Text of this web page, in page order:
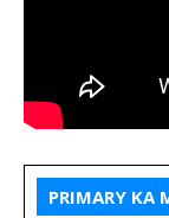
PRIMARY KA